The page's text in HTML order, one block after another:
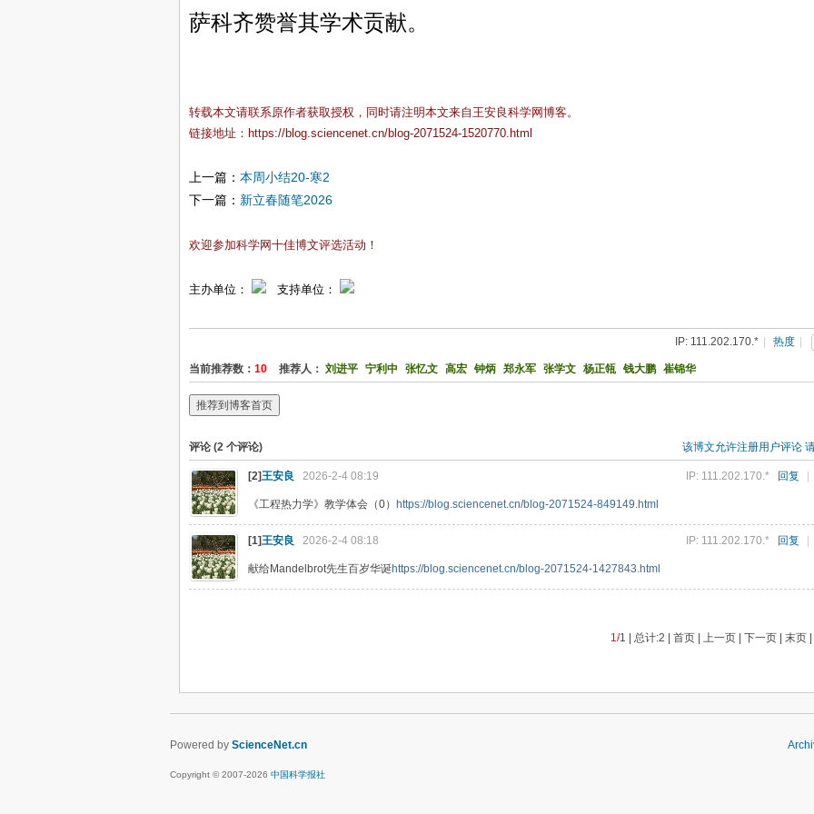
萨科齐赞誉其学术贡献。
转载本文请联系原作者获取授权，同时请注明本文来自王安良科学网博客。
链接地址： https://blog.sciencenet.cn/blog-2071524-1520770.html
上一篇： 本周小结20-寒2
下一篇： 新立春随笔2026
欢迎参加科学网十佳博文评选活动！
主办单位： 支持单位：
IP: 111.202.170.* 热度
当前推荐数： 10 推荐人： 刘进平 宁利中 张忆文 高宏 钟炳 郑永军 张学文 杨正瓴 钱大鹏 崔锦华
推荐到博客首页
该博文允许注册用户评论
评论 (2 个评论)
IP: 111.202.170.* 回复
[2]王安良 2026-2-4 08:19
《工程热力学》教学体会（0） https://blog.sciencenet.cn/blog-2071524-849149.html
IP: 111.202.170.* 回复
[1]王安良 2026-2-4 08:18
献给Mandelbrot先生百岁华诞https://blog.sciencenet.cn/blog-2071524-1427843.html
1/1 | 总计:2 | 首页 | 上一页 | 下一页 | 末页 |
Powered by ScienceNet.cn
Copyright © 2007-2026 中国科学报社